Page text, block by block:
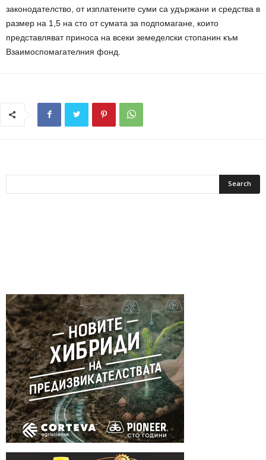
законодателство, от изплатените суми са удържани и средства в
размер на 1,5 на сто от сумата за подпомагане, които
представляват приноса на всеки земеделски стопанин към
Взаимоспомагателния фонд.